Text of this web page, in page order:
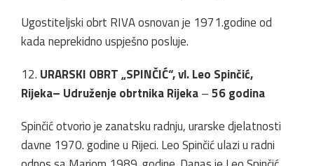
Ugostiteljski obrt RIVA osnovan je 1971.godine od
kada neprekidno uspješno posluje.
12. URARSKI OBRT „SPINČIĆ“, vl. Leo Spinčić,
Rijeka– Udruženje obrtnika Rijeka–56 godina
Spinčić otvorio je zanatsku radnju, urarske djelatnosti
davne 1970. godine u Rijeci. Leo Spinčić ulazi u radni